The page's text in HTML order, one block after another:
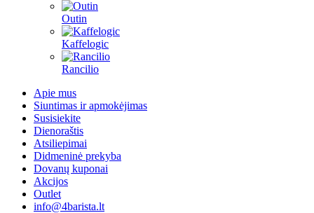
Outin
Kaffelogic
Rancilio
Apie mus
Siuntimas ir apmokėjimas
Susisiekite
Dienoraštis
Atsiliepimai
Didmeninė prekyba
Dovanų kuponai
Akcijos
Outlet
info@4barista.lt